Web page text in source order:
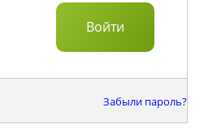
Забыли пароль?